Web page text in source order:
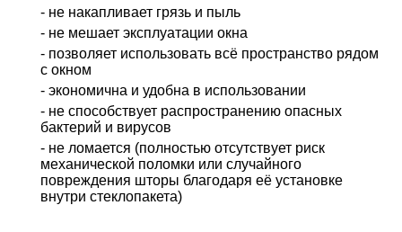
- не накапливает грязь и пыль
- не мешает эксплуатации окна
- позволяет использовать всё пространство рядом
с окном
- экономична и удобна в использовании
- не способствует распространению опасных
бактерий и вирусов
- не ломается (полностью отсутствует риск
механической поломки или случайного
повреждения шторы благодаря её установке
внутри стеклопакета)